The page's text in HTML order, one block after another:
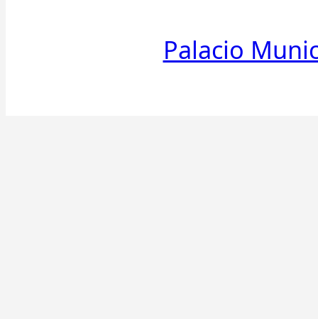
Palacio